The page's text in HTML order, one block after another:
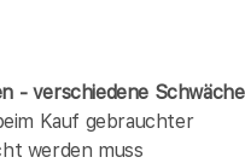
- verschiedene
Kauf gebrauchter
werden muss